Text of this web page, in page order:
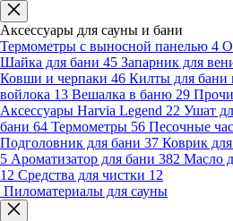
Аксессуары для сауны и бани
Термометры с выносной панелью 4
Шайка для бани 45 Запарник для
Ковши и черпаки 46 Килты для бани
войлока 13 Вешалка в баню 29
Аксессуары Harvia Legend 22 Ушат
бани 64 Термометры 56 Песочные
Подголовник для бани 37 Коврик
5 Ароматизатор для бани 382 Масло
12 Средства для чистки 12
Пиломатериалы для сауны